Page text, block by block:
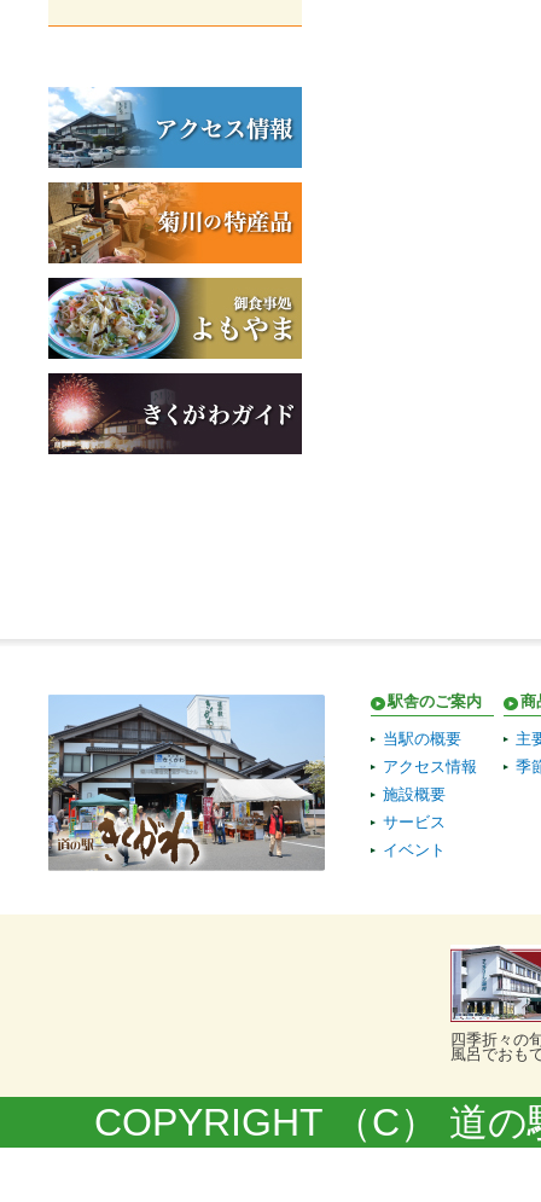
駅舎のご案内
当駅の概要
アクセス情報
施設概要
サービス
イベント
商
主
季
四季折々の
風呂でおも
COPYRIGHT （C） 道